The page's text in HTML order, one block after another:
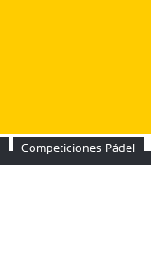
Competiciones Pádel